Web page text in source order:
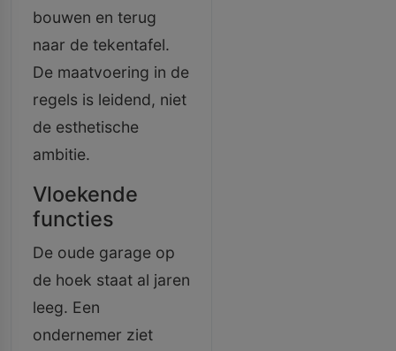
bouwen en terug
naar de tekentafel.
De maatvoering in de
regels is leidend, niet
de esthetische
ambitie.
Vloekende
functies
De oude garage op
de hoek staat al jaren
leeg. Een
ondernemer ziet